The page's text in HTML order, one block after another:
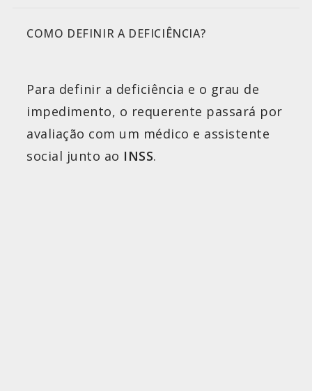
COMO DEFINIR A DEFICIÊNCIA?
Para definir a deficiência e o grau de
impedimento, o requerente passará por
avaliação com um médico e assistente
social junto ao INSS.